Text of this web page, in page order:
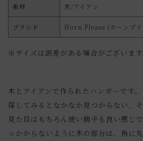
素材 木/アイアン
ブランド Horn Please (ホーンプリ
※サイズは誤差がある場合がございます
木とアイアンで作られたハンガーです。
探してみるとなかなか見つからない、そ
見た目はもちろん使い勝手も良い感じ
っかからないように木の部分は、角に